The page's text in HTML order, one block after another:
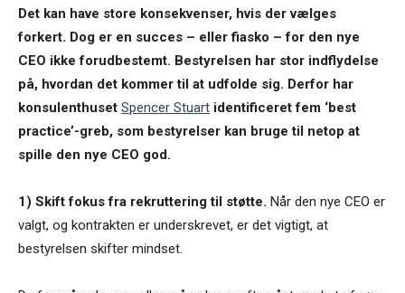
Det kan have store konsekvenser, hvis der vælges
forkert. Dog er en succes – eller fiasko – for den nye
CEO ikke forudbestemt. Bestyrelsen har stor indflydelse
på, hvordan det kommer til at udfolde sig. Derfor har
konsulenthuset Spencer Stuart identificeret fem ‘best
practice’-greb, som bestyrelser kan bruge til netop at
spille den nye CEO god.
1) Skift fokus fra rekruttering til støtte. Når den nye CEO er
valgt, og kontrakten er underskrevet, er det vigtigt, at
bestyrelsen skifter mindset.